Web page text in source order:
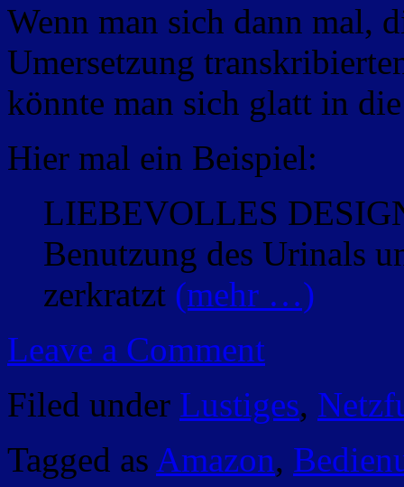
Wenn man sich dann mal,
Umersetzung
könnte man sich glatt in
Hier mal ein Beispiel:
LIEBEVOLLES
Benutzung des Urinals
zerkratzt (mehr …)
Leave a Comment
Filed under Lustiges,
Tagged as Amazon,